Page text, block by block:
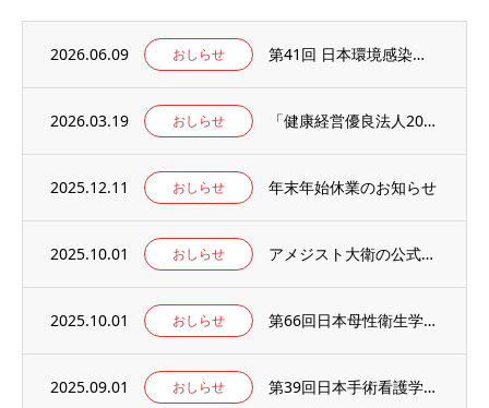
2026.06.09 おしらせ 第41回 日本環境感染学会総会・学術集会の併設展示ブースに出展いたします。
2026.03.19 おしらせ 「健康経営優良法人2026」の認定を取得しました。
2025.12.11 おしらせ 年末年始休業のお知らせ
2025.10.01 おしらせ アメジスト大衛の公式WEBサイト【アメジストAmazonブランドサイト】がオープン！
2025.10.01 おしらせ 第66回日本母性衛生学会学術集会の併設出展ブースに出展のお知らせ
2025.09.01 おしらせ 第39回日本手術看護学会年次大会の併設出展ブースに出展のお知らせ